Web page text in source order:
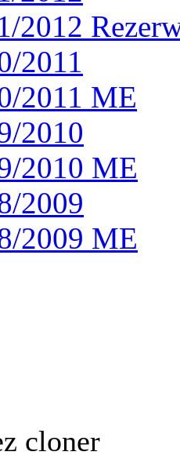
2012
2011
2011 ME
2010
2010 ME
2009
2009 ME
cloner